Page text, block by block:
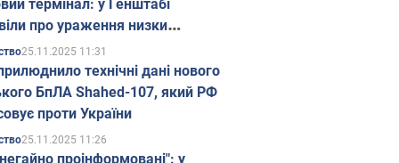
термінал: у Генштабі
про ураження низки
об'єктів Росії
25.11.2025 11:31
технічні дані нового
БпЛА Shahed-107, який РФ
проти України
25.11.2025 11:26
проінформовані": у